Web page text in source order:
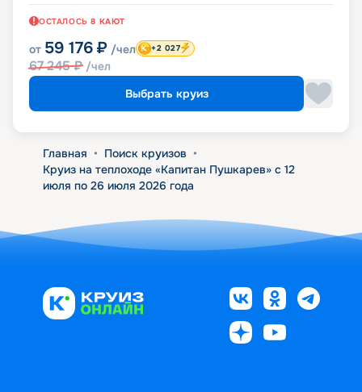
ОСТАЛОСЬ 8 КАЮТ
от 59 176 ₽ /чел
67 245₽ /чел
+2 027
Выбрать круиз
Главная • Поиск круизов •
Круиз на теплоходе «Капитан Пушкарев» с 12
июля по 26 июля 2026 года